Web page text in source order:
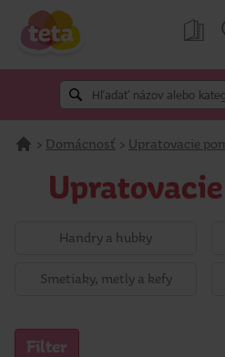
> Domácnosť > Upratovacie
Handry a hubky
Smetiaky, metly a kefy
Filter